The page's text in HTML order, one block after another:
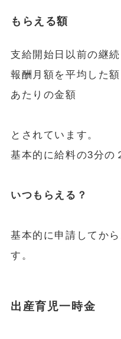
もらえる額
支給開始日以前の継
報酬月額を平均した
あたりの金額
とされています。
基本的に給料の3分の
いつもらえる？
基本的に申請してか
す。
出産育児一時金